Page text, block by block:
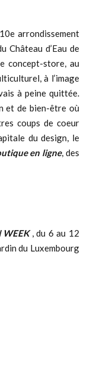
arrondissement
Château d’Eau de
concept-store, au
à l’image
à peine quittée.
et de bien-être où
coups de coeur
du design, le
en ligne, des
WEEK, du 6 au 12
du Luxembourg